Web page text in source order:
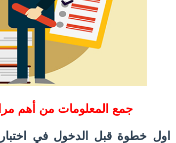
جمع المعلومات من أهم
اول خطوة قبل الدخول في